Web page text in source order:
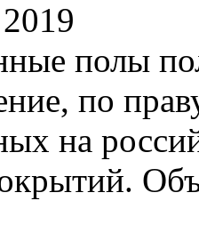
полы
по
на